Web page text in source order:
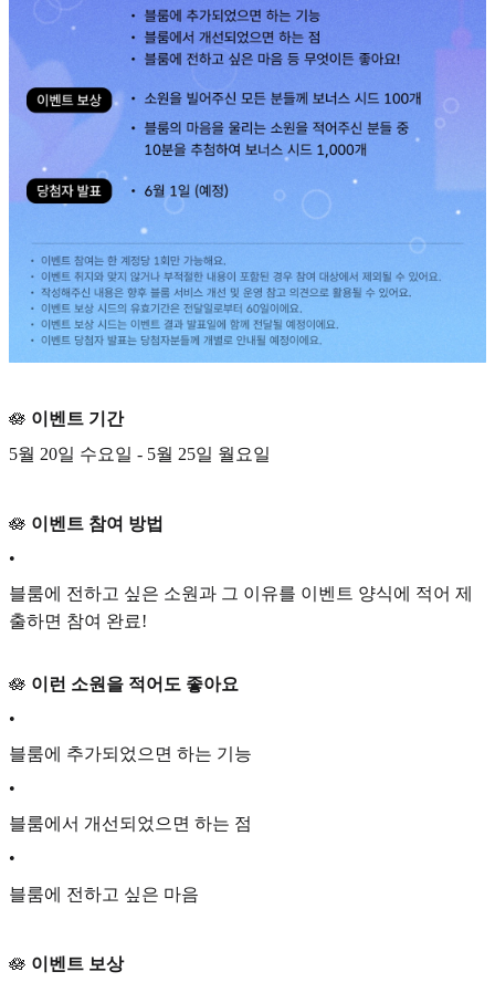
🪷 이벤트 기간
5월 20일 수요일 - 5월 25일 월요일
🪷 이벤트 참여 방법
•
블룸에 전하고 싶은 소원과 그 이유를 이벤트 양식에 적어 제
출하면 참여 완료!
🪷 이런 소원을 적어도 좋아요
•
블룸에 추가되었으면 하는 기능
•
블룸에서 개선되었으면 하는 점
•
블룸에 전하고 싶은 마음
🪷 이벤트 보상